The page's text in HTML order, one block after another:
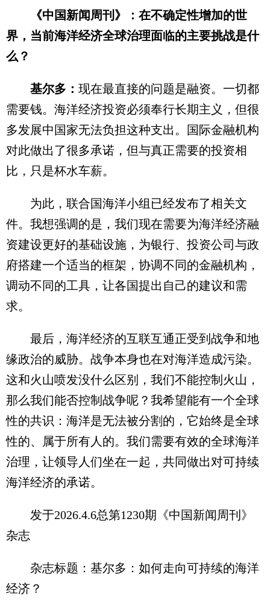
《中国新闻周刊》：在不确定性增加的世
界，当前海洋经济全球治理面临的主要挑战是什
么？
基尔多： 现在最直接的问题是融资。一切都
需要钱。海洋经济投资必须奉行长期主义，但很
多发展中国家无法负担这种支出。国际金融机构
对此做出了很多承诺，但与真正需要的投资相
比，只是杯水车薪。
为此，联合国海洋小组已经发布了相关文
件。我想强调的是，我们现在需要为海洋经济融
资建设更好的基础设施，为银行、投资公司与政
府搭建一个适当的框架，协调不同的金融机构，
调动不同的工具，让各国提出自己的建议和需
求。
最后，海洋经济的互联互通正受到战争和地
缘政治的威胁。战争本身也在对海洋造成污染。
这和火山喷发没什么区别，我们不能控制火山，
那么我们能否控制战争呢？我希望能有一个全球
性的共识：海洋是无法被分割的，它始终是全球
性的、属于所有人的。我们需要有效的全球海洋
治理，让领导人们坐在一起，共同做出对可持续
海洋经济的承诺。
发于2026.4.6总第1230期《中国新闻周刊》
杂志
杂志标题：基尔多：如何走向可持续的海洋
经济？